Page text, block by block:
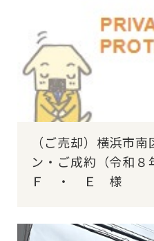
（ご売却）横浜市
ン・ご成約（令和
Ｆ ・ Ｅ 様